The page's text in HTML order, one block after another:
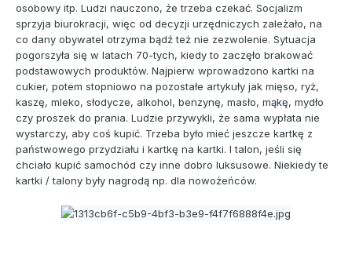
osobowy itp. Ludzi nauczono, że trzeba czekać. Socjalizm
sprzyja biurokracji, więc od decyzji urzędniczych zależało, na
co dany obywatel otrzyma bądź też nie zezwolenie. Sytuacja
pogorszyła się w latach 70-tych, kiedy to zaczęło brakować
podstawowych produktów. Najpierw wprowadzono kartki na
cukier, potem stopniowo na pozostałe artykuły jak mięso, ryż,
kaszę, mleko, słodycze, alkohol, benzynę, masło, mąkę, mydło
czy proszek do prania. Ludzie przywykli, że sama wypłata nie
wystarczy, aby coś kupić. Trzeba było mieć jeszcze kartkę z
państwowego przydziału i kartkę na kartki. I talon, jeśli się
chciało kupić samochód czy inne dobro luksusowe. Niekiedy te
kartki / talony były nagrodą np. dla nowożeńców.